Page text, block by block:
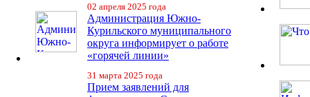
02 апреля 2025 года
Администрация Южно-
Курильского муниципального
округа информирует о работе
«горячей линии»
31 марта 2025 года
Прием заявлений для